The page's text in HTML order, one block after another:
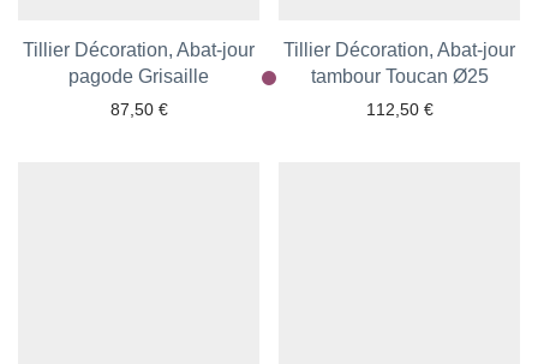
Tillier Décoration, Abat-jour
pagode Grisaille
87,50 €
Ajouter aux favoris
Tillier Décoration, Abat-jour
tambour Toucan Ø25
112,50 €
Ajouter aux favoris